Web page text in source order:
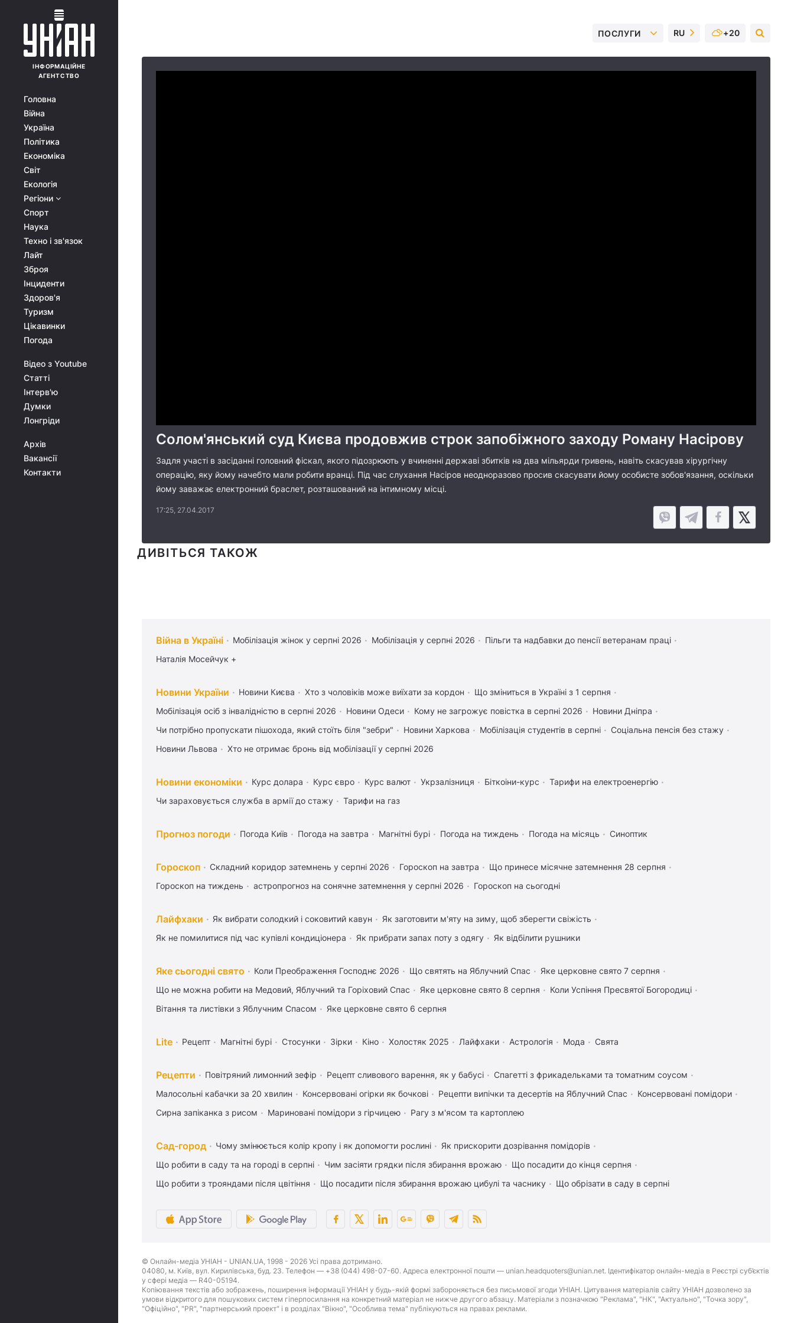
ІНФОРМАЦІЙНЕ
АГЕНТСТВО
Головна
Війна
Україна
Політика
Економіка
Світ
Екологія
Регіони
Спорт
Наука
Техно і зв'язок
Лайт
Зброя
Інциденти
Здоров'я
Туризм
Цікавинки
Погода
Відео з Youtube
Статті
Інтерв'ю
Думки
Лонгріди
Архів
Вакансії
Контакти
ПОСЛУГИ RU +20
Солом'янський суд Києва продовжив строк запобіжного заходу Роману Насірову
Задля участі в засіданні головний фіскал, якого підозрюють у вчиненні державі збитків на два мільярди гривень, навіть скасував хірургічну
операцію, яку йому начебто мали робити вранці. Під час слухання Насіров неодноразово просив скасувати йому особисте зобов'язання, оскільки
йому заважає електронний браслет, розташований на інтимному місці.
17:25, 27.04.2017
ДИВІТЬСЯ ТАКОЖ
Війна в Україні Мобілізація жінок у серпні 2026 Мобілізація у серпні 2026
Пільги та надбавки до пенсії ветеранам праці
Наталія Мосейчук +
Новини України Новини Києва Хто з чоловіків може виїхати за кордон
Що зміниться в Україні з 1 серпня
Мобілізація осіб з інвалідністю в серпні 2026
Новини Одеси Кому не загрожує повістка в серпні 2026
Новини Дніпра
Чи потрібно пропускати пішохода, який стоїть біля "зебри"
Новини Харкова Мобілізація студентів в серпні
Соціальна пенсія без стажу
Новини Львова
Хто не отримає бронь від мобілізації у серпні 2026
Новини економіки Курс долара Курс євро Курс валют Укрзалізниця Біткоіни-курс
Тарифи на електроенергію
Чи зараховується служба в армії до стажу
Тарифи на газ
Прогноз погоди Погода Київ Погода на завтра Магнітні бурі Погода на тиждень Погода на місяць Синоптик
Гороскоп Складний коридор затемнень у серпні 2026 Гороскоп на завтра
Що принесе місячне затемнення 28 серпня
Гороскоп на тиждень
астропрогноз на сонячне затемнення у серпні 2026 Гороскоп на сьогодні
Лайфхаки Як вибрати солодкий і соковитий кавун
Як заготовити м'яту на зиму, щоб зберегти свіжість
Як не помилитися під час купівлі кондиціонера
Як прибрати запах поту з одягу Як відбілити рушники
Яке сьогодні свято Коли Преображення Господнє 2026 Що святять на Яблучний Спас
Яке церковне свято 7 серпня
Що не можна робити на Медовий, Яблучний та Горіховий Спас
Яке церковне свято 8 серпня
Коли Успіння Пресвятої Богородиці
Вітання та листівки з Яблучним Спасом
Яке церковне свято 6 серпня
Lite Рецепт Магнітні бурі Стосунки Зірки Кіно Холостяк 2025 Лайфхаки Астрологія Мода Свята
Рецепти Повітряний лимонний зефір Рецепт сливового варення, як у бабусі
Спагетті з фрикадельками та томатним соусом
Малосольні кабачки за 20 хвилин
Консервовані огірки як бочкові Рецепти випічки та десертів на Яблучний Спас
Консервовані помідори
Сирна запіканка з рисом
Мариновані помідори з гірчицею Рагу з м'ясом та картоплею
Сад-город Чому змінюється колір кропу і як допомогти рослині
Як прискорити дозрівання помідорів
Що робити в саду та на городі в серпні
Чим засіяти грядки після збирання врожаю
Що посадити до кінця серпня
Що робити з трояндами після цвітіння
Що посадити після збирання врожаю цибулі та часнику Що обрізати в саду в серпні
© Онлайн-медіа УНІАН - UNIAN.UA, 1998 - 2026 Усі права дотримано.
04080, м. Київ, вул. Кирилівська, буд. 23. Телефон — +38 (044) 498-07-60. Адреса електронної пошти — unian.headquoters@unian.net. Ідентифікатор онлайн-медіа в Реєстрі суб’єктів
у сфері медіа — R40-05194.
Копіювання текстів або зображень, поширення інформації УНІАН у будь-якій формі забороняється без письмової згоди УНІАН. Цитування матеріалів сайту УНІАН дозволено за
умови відкритого для пошукових систем гіперпосилання на конкретний матеріал не нижче другого абзацу. Матеріали з позначкою "Реклама", "НК", "Актуально", "Точка зору",
"Офіційно", "PR", "партнерський проект" і в розділах "Вікно", "Особлива тема" публікуються на правах реклами.